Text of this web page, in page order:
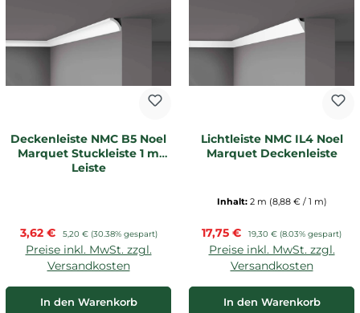
Deckenleiste NMC B5 Noel
Marquet Stuckleiste 1 m
Leiste
Verkaufspreis:
3,62 € Regulärer Preis:
5,20 € (30.38% gespart)
Preise inkl. MwSt. zzgl.
Versandkosten
In den Warenkorb
Lichtleiste NMC IL4 Noel
Marquet Deckenleiste
Inhalt: 2 m (8,88 € / 1 m)
Verkaufspreis:
17,75 € Regulärer Preis:
19,30 € (8.03% gespart)
Preise inkl. MwSt. zzgl.
Versandkosten
In den Warenkorb